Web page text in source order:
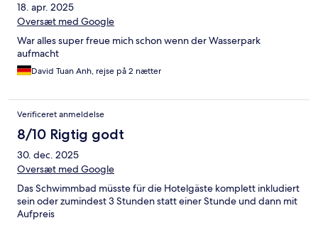
18. apr. 2025
Oversæt med Google
War alles super freue mich schon wenn der Wasserpark
aufmacht
David Tuan Anh, rejse på 2 nætter
Verificeret anmeldelse
8/10 Rigtig godt
30. dec. 2025
Oversæt med Google
Das Schwimmbad müsste für die Hotelgäste komplett inkludiert
sein oder zumindest 3 Stunden statt einer Stunde und dann mit
Aufpreis